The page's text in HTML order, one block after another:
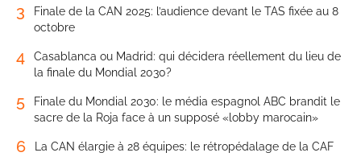
3
Finale de la CAN 2025: l’audience devant le TAS fixée au 8
octobre
4
Casablanca ou Madrid: qui décidera réellement du lieu de
la finale du Mondial 2030?
5
Finale du Mondial 2030: le média espagnol ABC brandit le
sacre de la Roja face à un supposé «lobby marocain»
6 La CAN élargie à 28 équipes: le rétropédalage de la CAF